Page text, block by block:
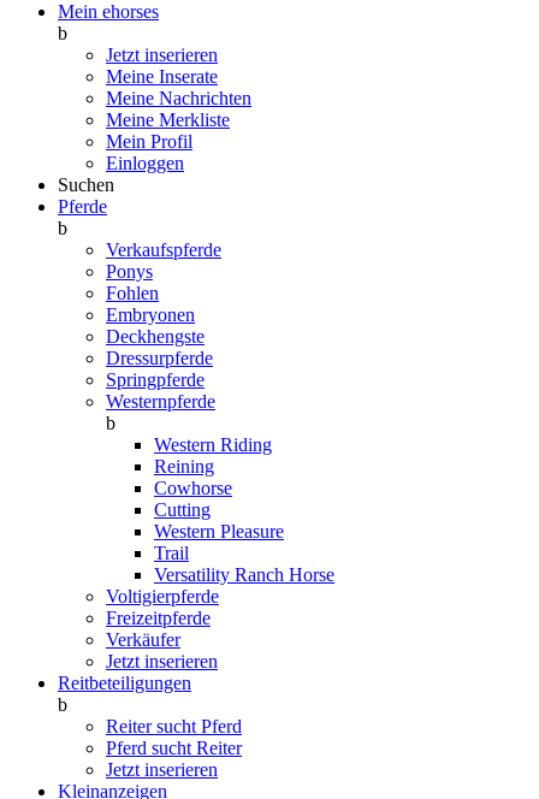
Mein ehorses
b
Jetzt inserieren
Meine Inserate
Meine Nachrichten
Meine Merkliste
Mein Profil
Einloggen
Suchen
Pferde
b
Verkaufspferde
Ponys
Fohlen
Embryonen
Deckhengste
Dressurpferde
Springpferde
Westernpferde
b
Western Riding
Reining
Cowhorse
Cutting
Western Pleasure
Trail
Versatility Ranch Horse
Voltigierpferde
Freizeitpferde
Verkäufer
Jetzt inserieren
Reitbeteiligungen
b
Reiter sucht Pferd
Pferd sucht Reiter
Jetzt inserieren
Kleinanzeigen